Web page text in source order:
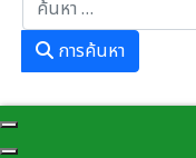
การค้นหา